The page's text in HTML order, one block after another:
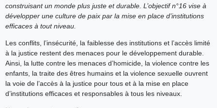
construisant un monde plus juste et durable. L’objectif n°16 vise à
développer une culture de paix par la mise en place d’institutions
efficaces à tout niveau.
Les conflits, l’insécurité, la faiblesse des institutions et l’accès limité
à la justice restent des menaces pour le développement durable.
Ainsi, la lutte contre les menaces d’homicide, la violence contre les
enfants, la traite des êtres humains et la violence sexuelle ouvrent
la voie de l’accès à la justice pour tous et à la mise en place
d’institutions efficaces et responsables à tous les niveaux.